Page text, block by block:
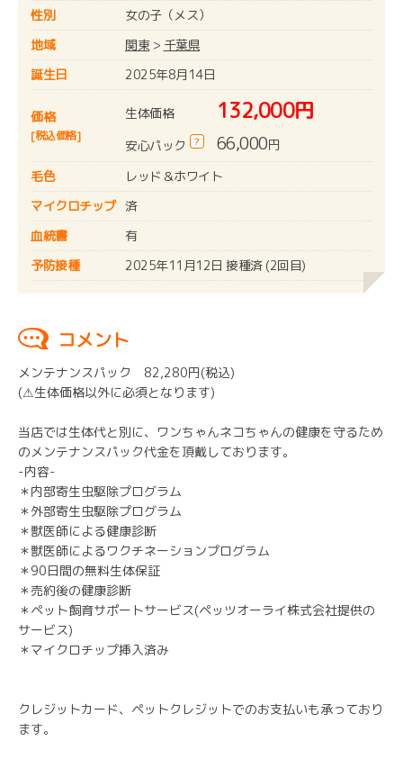
性別
女の子（メス）
地域
関東> 千葉県
誕生日
2025年8月14日
価格
[税込価格]
生体価格 132,000円
安心パック ? 66,000円
毛色
レッド＆ホワイト
マイクロチップ 済
血統書
有
予防接種
2025年11月12日 接種済 (2回目)
コメント
メンテナンスパック 82,280円(税込)
(⚠︎生体価格以外に必須となります)
当店では生体代と別に、ワンちゃんネコちゃんの健康を守るため
のメンテナンスパック代金を頂戴しております。
-内容-
＊内部寄生虫駆除プログラム
＊外部寄生虫駆除プログラム
＊獣医師による健康診断
＊獣医師によるワクチネーションプログラム
＊90日間の無料生体保証
＊売約後の健康診断
＊ペット飼育サポートサービス(ペッツオーライ株式会社提供の
サービス)
＊マイクロチップ挿入済み
クレジットカード、ペットクレジットでのお支払いも承っており
ます。